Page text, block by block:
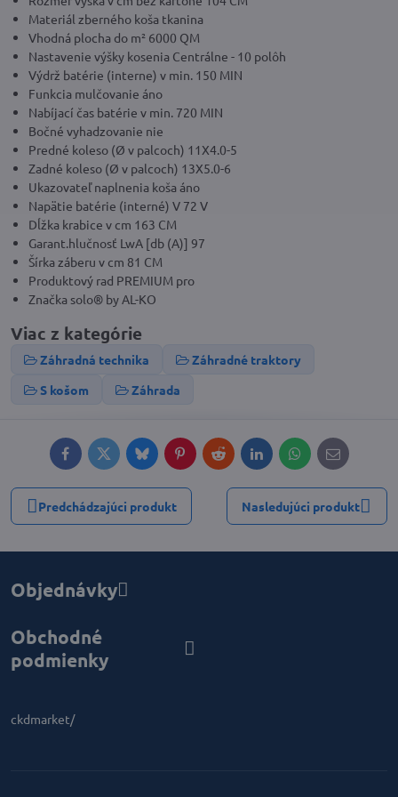
Materiál zberného koša tkanina
Vhodná plocha do m² 6000 QM
Nastavenie výšky kosenia Centrálne - 10 polôh
Výdrž batérie (interne) v min. 150 MIN
Funkcia mulčovanie áno
Nabíjací čas batérie v min. 720 MIN
Bočné vyhadzovanie nie
Predné koleso (Ø v palcoch) 11X4.0-5
Zadné koleso (Ø v palcoch) 13X5.0-6
Ukazovateľ naplnenia koša áno
Napätie batérie (interné) V 72 V
Dĺžka krabice v cm 163 CM
Garant.hlučnosť LwA [db (A)] 97
Šírka záberu v cm 81 CM
Produktový rad PREMIUM pro
Značka solo® by AL-KO
Viac z kategórie
Záhradná technika
Záhradné traktory
S košom
Záhrada
FacebookTwitterBlueskyPinterestRedditLinkedInWhatsApp
E-
mail
Predchádzajúci produkt Nasledujúci produkt
Objednávky
Obchodné
podmienky
ckdmarket/